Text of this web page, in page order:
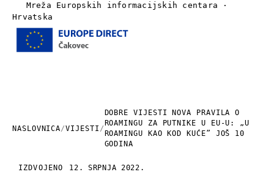
Mreža Europskih informacijskih centara ·
Hrvatska
NASLOVNICA/VIJESTI /
DOBRE VIJESTI NOVA PRAVILA O
ROAMINGU ZA PUTNIKE U EU-U: „U
ROAMINGU KAO KOD KUĆE” JOŠ 10
GODINA
IZDVOJENO 12. SRPNJA 2022.